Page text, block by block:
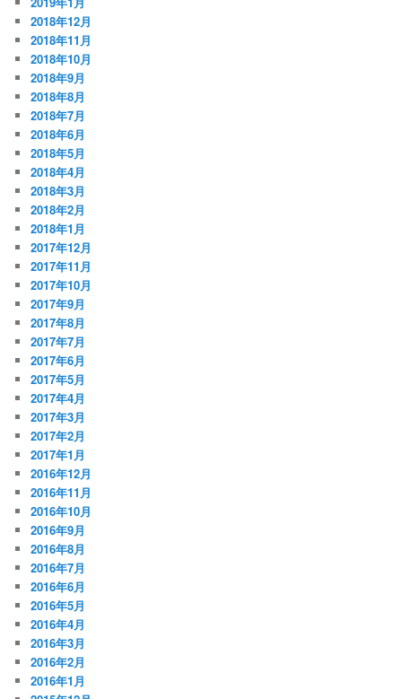
2018年12月
2018年11月
2018年10月
2018年9月
2018年8月
2018年7月
2018年6月
2018年5月
2018年4月
2018年3月
2018年2月
2018年1月
2017年12月
2017年11月
2017年10月
2017年9月
2017年8月
2017年7月
2017年6月
2017年5月
2017年4月
2017年3月
2017年2月
2017年1月
2016年12月
2016年11月
2016年10月
2016年9月
2016年8月
2016年7月
2016年6月
2016年5月
2016年4月
2016年3月
2016年2月
2016年1月